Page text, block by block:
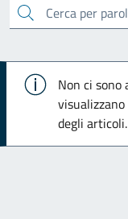
cerca
Info
Non ci sono
degli articoli.